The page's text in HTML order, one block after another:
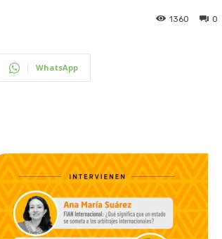
0
1360
WhatsApp